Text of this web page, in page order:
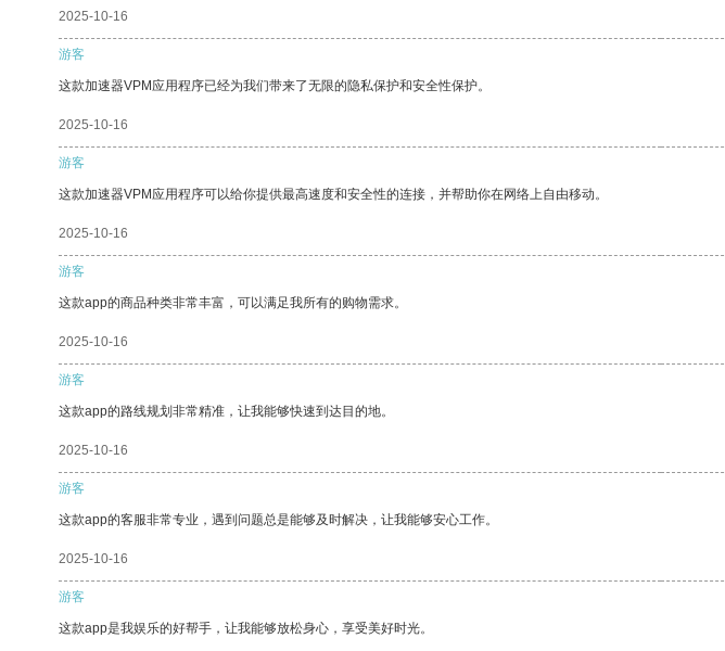
2025-10-16
游客
这款加速器VPM应用程序已经为我们带来了无限的隐私保护和安全性保护。
2025-10-16
游客
这款加速器VPM应用程序可以给你提供最高速度和安全性的连接，并帮助你在网络上自由移动。
2025-10-16
游客
这款app的商品种类非常丰富，可以满足我所有的购物需求。
2025-10-16
游客
这款app的路线规划非常精准，让我能够快速到达目的地。
2025-10-16
游客
这款app的客服非常专业，遇到问题总是能够及时解决，让我能够安心工作。
2025-10-16
游客
这款app是我娱乐的好帮手，让我能够放松身心，享受美好时光。